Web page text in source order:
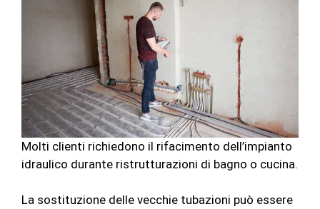
Molti clienti richiedono il rifacimento dell’impianto
idraulico durante ristrutturazioni di bagno o cucina.
La sostituzione delle vecchie tubazioni può essere